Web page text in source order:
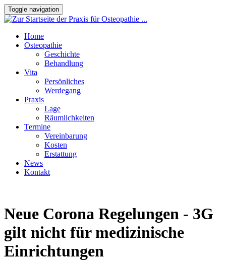
Toggle navigation
Home
Osteopathie
Geschichte
Behandlung
Vita
Persönliches
Werdegang
Praxis
Lage
Räumlichkeiten
Termine
Vereinbarung
Kosten
Erstattung
News
Kontakt
Neue Corona Regelungen - 3G
gilt nicht für medizinische
Einrichtungen